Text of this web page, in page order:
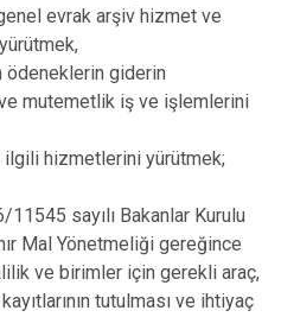
evrak arşiv hizmet ve
ödeneklerin giderin
mutemetlik iş ve işlemlerini
ilgili hizmetlerini yürütmek;
sayılı Bakanlar Kurulu
Mal Yönetmeliği gereğince
ve birimler için gerekli araç,
tutulması ve ihtiyaç